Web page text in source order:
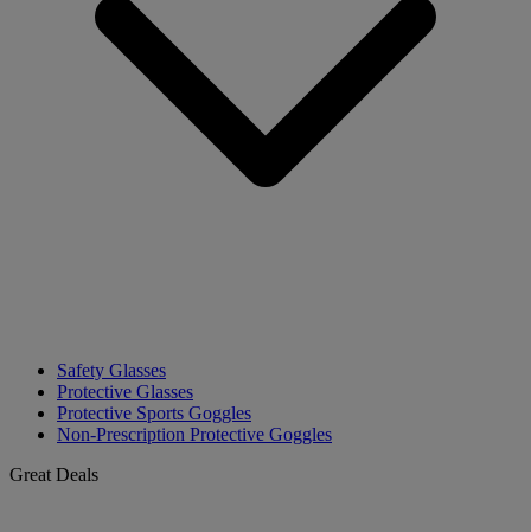
Safety Glasses
Protective Glasses
Protective Sports Goggles
Non-Prescription Protective Goggles
Great Deals